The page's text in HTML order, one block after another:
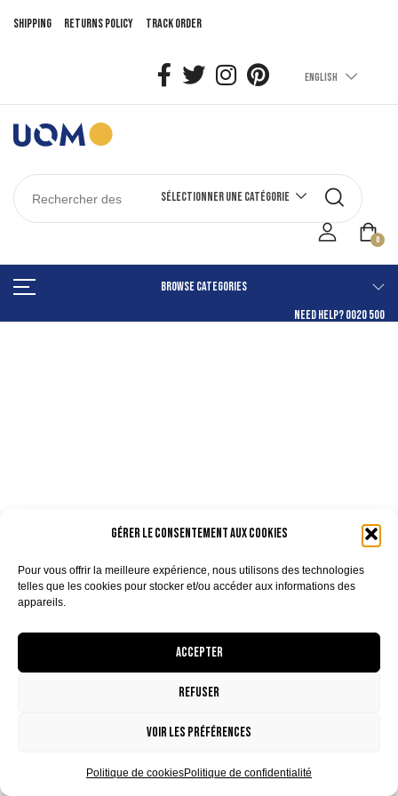
Gérer le consentement aux cookies
Pour vous offrir la meilleure expérience, nous utilisons des technologies
telles que les cookies pour stocker et/ou accéder aux informations des
appareils.
Accepter
Refuser
Voir les préférences
Politique de cookiesPolitique de confidentialité
Shipping Returns Policy Track Order
English
Sélectionner une catégorie
0
BROWSE CATEGORIES
NEED HELP? 0020 500